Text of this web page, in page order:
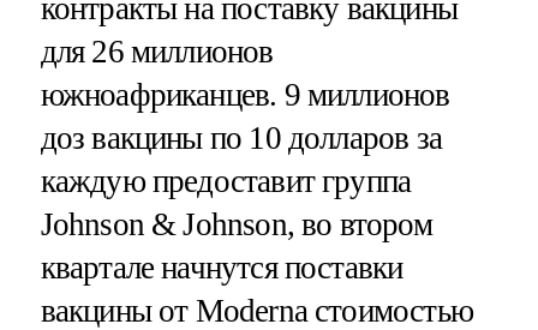
контракты на поставку вакцины
для 26 миллионов
южноафриканцев. 9 миллионов
доз вакцины по 10 долларов за
каждую предоставит группа
Johnson & Johnson, во втором
квартале начнутся поставки
вакцины от Moderna стоимостью